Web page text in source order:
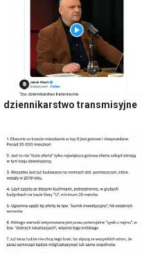
dziennikarstwo transmisyjne